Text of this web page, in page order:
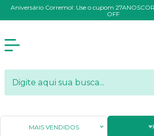
Aniversário Corremol: Use o cupom
OFF
GIROSMAIS VENDIDOS